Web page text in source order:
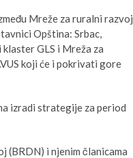
Mreže za ruralni razvoj
Opština: Srbac,
GLS i Mreža za
koji će i pokrivati gore
izradi strategije za period
(BRDN) i njenim članicama